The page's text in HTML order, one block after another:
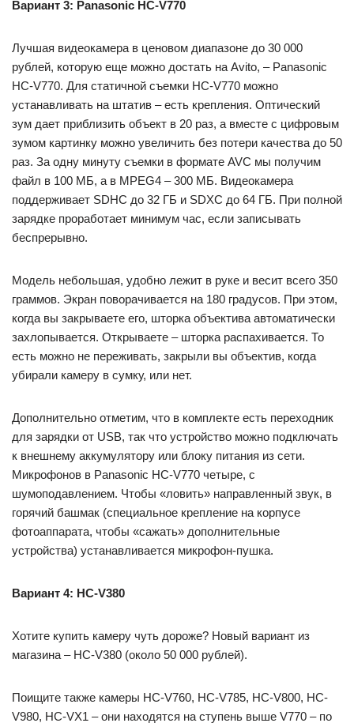
Вариант 3: Panasonic HC-V770
Лучшая видеокамера в ценовом диапазоне до 30 000
рублей, которую еще можно достать на Avito, – Panasonic
HC-V770. Для статичной съемки HC-V770 можно
устанавливать на штатив – есть крепления. Оптический
зум дает приблизить объект в 20 раз, а вместе с цифровым
зумом картинку можно увеличить без потери качества до 50
раз. За одну минуту съемки в формате AVC мы получим
файл в 100 МБ, а в MPEG4 – 300 МБ. Видеокамера
поддерживает SDHC до 32 ГБ и SDXC до 64 ГБ. При полной
зарядке проработает минимум час, если записывать
беспрерывно.
Модель небольшая, удобно лежит в руке и весит всего 350
граммов. Экран поворачивается на 180 градусов. При этом,
когда вы закрываете его, шторка объектива автоматически
захлопывается. Открываете – шторка распахивается. То
есть можно не переживать, закрыли вы объектив, когда
убирали камеру в сумку, или нет.
Дополнительно отметим, что в комплекте есть переходник
для зарядки от USB, так что устройство можно подключать
к внешнему аккумулятору или блоку питания из сети.
Микрофонов в Panasonic HC-V770 четыре, с
шумоподавлением. Чтобы «ловить» направленный звук, в
горячий башмак (специальное крепление на корпусе
фотоаппарата, чтобы «сажать» дополнительные
устройства) устанавливается микрофон-пушка.
Вариант 4: HC-V380
Хотите купить камеру чуть дороже? Новый вариант из
магазина – HC-V380 (около 50 000 рублей).
Поищите также камеры HC-V760, HC-V785, HC-V800, HC-
V980, HC-VX1 – они находятся на ступень выше V770 – по